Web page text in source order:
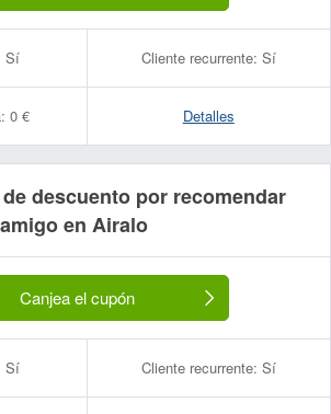
Sí Cliente recurrente: Sí
0 € Detalles
de descuento por recomendar
en Airalo
Canjea el cupón
Sí Cliente recurrente: Sí